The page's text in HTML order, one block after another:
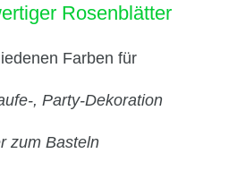
Rosenblätter
Farben für
, Party-Dekoration
zum Basteln